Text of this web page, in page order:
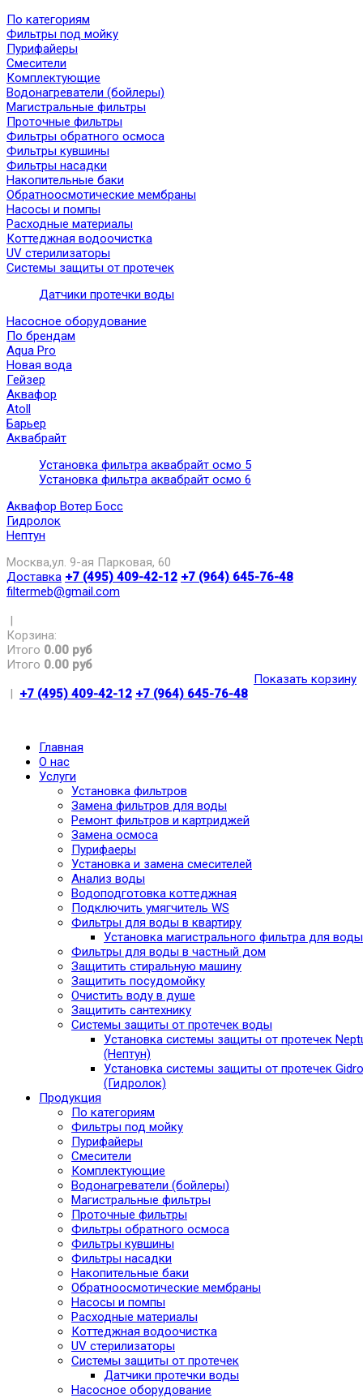
По категориям
Фильтры под мойку
Пурифайеры
Смесители
Комплектующие
Водонагреватели (бойлеры)
Магистральные фильтры
Проточные фильтры
Фильтры обратного осмоса
Фильтры кувшины
Фильтры насадки
Накопительные баки
Обратноосмотические мембраны
Насосы и помпы
Расходные материалы
Коттеджная водоочистка
UV стерилизаторы
Системы защиты от протечек
Датчики протечки воды
Насосное оборудование
По брендам
Aqua Pro
Новая вода
Гейзер
Аквафор
Atoll
Барьер
Аквабрайт
Установка фильтра аквабрайт осмо 5
Установка фильтра аквабрайт осмо 6
Аквафор Вотер Босс
Гидролок
Нептун
Москва,ул. 9-ая Парковая, 60
Доставка +7 (495) 409-42-12 +7 (964) 645-76-48
filtermeb@gmail.com
|
Корзина:
Итого 0.00 руб
Итого 0.00 руб
Показать корзину
| +7 (495) 409-42-12 +7 (964) 645-76-48
Главная
О нас
Услуги
Установка фильтров
Замена фильтров для воды
Ремонт фильтров и картриджей
Замена осмоса
Пурифаеры
Установка и замена смесителей
Анализ воды
Водоподготовка коттеджная
Подключить умягчитель WS
Фильтры для воды в квартиру
Установка магистрального фильтра для воды
Фильтры для воды в частный дом
Защитить стиральную машину
Защитить посудомойку
Очистить воду в душе
Защитить сантехнику
Системы защиты от протечек воды
Установка системы защиты от протечек
(Нептун)
Установка системы защиты от протечек
(Гидролок)
Продукция
По категориям
Фильтры под мойку
Пурифайеры
Смесители
Комплектующие
Водонагреватели (бойлеры)
Магистральные фильтры
Проточные фильтры
Фильтры обратного осмоса
Фильтры кувшины
Фильтры насадки
Накопительные баки
Обратноосмотические мембраны
Насосы и помпы
Расходные материалы
Коттеджная водоочистка
UV стерилизаторы
Системы защиты от протечек
Датчики протечки воды
Насосное оборудование